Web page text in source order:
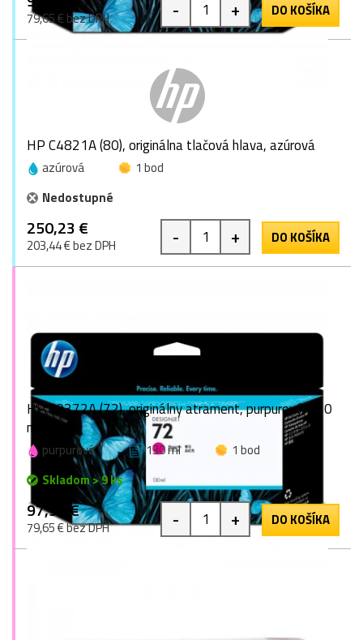
79,65 € bez DPH - + DO KOŠÍKA
HP C4821A (80), originálna tlačová hlava, azúrová
azúrová
1 bod
Nedostupné
250,23 €
203,44 € bez DPH - + DO KOŠÍKA
HP C9372A (72), originálny atrament, purpurový, 130
ml
purpurová 130 ml
1 bod
Skladom > 9 ks
97,97 €
79,65 € bez DPH - + DO KOŠÍKA